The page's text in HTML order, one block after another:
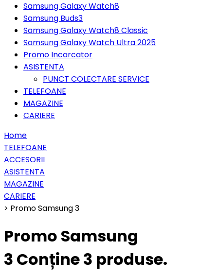
Samsung Galaxy Watch8
Samsung Buds3
Samsung Galaxy Watch8 Classic
Samsung Galaxy Watch Ultra 2025
Promo Incarcator
ASISTENTA
PUNCT COLECTARE SERVICE
TELEFOANE
MAGAZINE
CARIERE
Home
TELEFOANE
ACCESORII
ASISTENTA
MAGAZINE
CARIERE
> Promo Samsung 3
Promo Samsung
3 Conține 3 produse.